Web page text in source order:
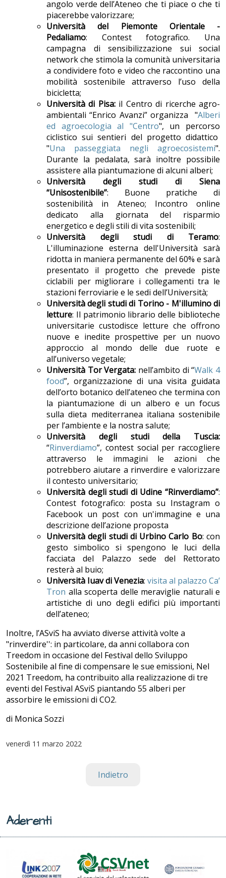
angolo verde dell’Ateneo che ti piace o che ti
piacerebbe valorizzare;
Università del Piemonte Orientale -
Pedaliamo: Contest fotografico. Una
campagna di sensibilizzazione sui social
network che stimola la comunità universitaria
a condividere foto e video che raccontino una
mobilità sostenibile attraverso l’uso della
bicicletta;
Università di Pisa:il Centro di ricerche agro-
ambientali “Enrico Avanzi” organizza "Alberi
ed agroecologia al "Centro", un percorso
ciclistico sui sentieri del progetto didattico
"Una passeggiata negli agroecosistemi".
Durante la pedalata, sarà inoltre possibile
assistere alla piantumazione di alcuni alberi;
Università degli studi di Siena
“Unisostenibile”: Buone pratiche di
sostenibilità in Ateneo; Incontro online
dedicato alla giornata del risparmio
energetico e degli stili di vita sostenibili;
Università degli studi di Teramo:
L'illuminazione esterna dell'Università sarà
ridotta in maniera permanente del 60% e sarà
presentato il progetto che prevede piste
ciclabili per migliorare i collegamenti tra le
stazioni ferroviarie e le sedi dell’Università;
Università degli studi di Torino - M'illumino di
letture: Il patrimonio librario delle biblioteche
universitarie custodisce letture che offrono
nuove e inedite prospettive per un nuovo
approccio al mondo delle due ruote e
all’universo vegetale;
Università Tor Vergata: nell’ambito di “Walk 4
food”, organizzazione di una visita guidata
dell’orto botanico dell’ateneo che termina con
la piantumazione di un albero e un focus
sulla dieta mediterranea italiana sostenibile
per l’ambiente e la nostra salute;
Università degli studi della Tuscia:
“Rinverdiamo”, contest social per raccogliere
attraverso le immagini le azioni che
potrebbero aiutare a rinverdire e valorizzare
il contesto universitario;
Università degli studi di Udine “Rinverdiamo”:
Contest fotografico: posta su Instagram o
Facebook un post con un'immagine e una
descrizione dell’azione proposta
Università degli studi di Urbino Carlo Bo: con
gesto simbolico si spengono le luci della
facciata del Palazzo sede del Rettorato
resterà al buio;
Università Iuav di Venezia: visita al palazzo Ca’
Tron alla scoperta delle meraviglie naturali e
artistiche di uno degli edifici più importanti
dell’ateneo;
Inoltre, l’ASviS ha avviato diverse attività volte a
"rinverdire'': in particolare, da anni collabora con
Treedom in occasione del Festival dello Sviluppo
Sostenibile al fine di compensare le sue emissioni, Nel
2021 Treedom, ha contribuito alla realizzazione di tre
eventi del Festival ASviS piantando 55 alberi per
assorbire le emissioni di CO2.
di Monica Sozzi
venerdì 11 marzo 2022
Indietro
Aderenti